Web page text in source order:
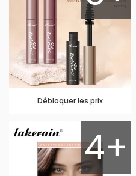
Débloquer les prix
4+